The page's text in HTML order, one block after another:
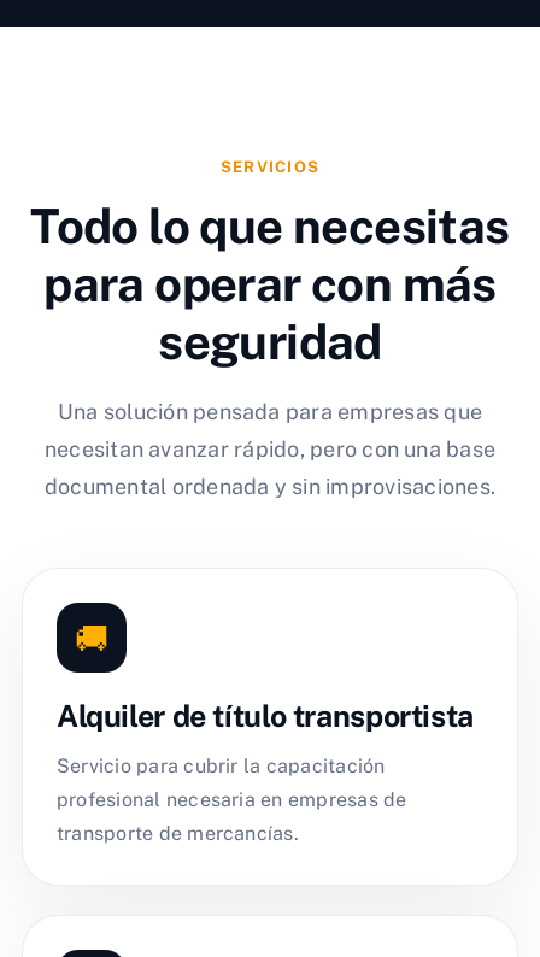
SERVICIOS
Todo lo que necesitas
para operar con más
seguridad
Una solución pensada para empresas que
necesitan avanzar rápido, pero con una base
documental ordenada y sin improvisaciones.
🚚
Alquiler de título transportista
Servicio para cubrir la capacitación
profesional necesaria en empresas de
transporte de mercancías.